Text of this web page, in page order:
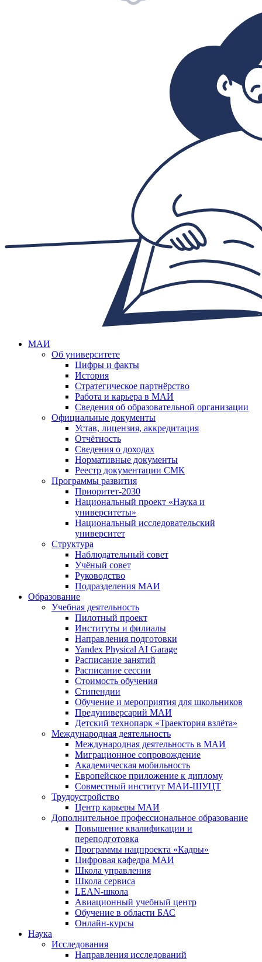
МАИ
Об университете
Цифры и факты
История
Стратегическое партнёрство
Работа и карьера в МАИ
Сведения об образовательной организации
Официальные документы
Устав, лицензия, аккредитация
Отчётность
Сведения о доходах
Нормативные документы
Реестр документации СМК
Программы развития
Приоритет-2030
Национальный проект «Наука и
университеты»
Национальный исследовательский
университет
Структура
Наблюдательный совет
Учёный совет
Руководство
Подразделения МАИ
Образование
Учебная деятельность
Пилотный проект
Институты и филиалы
Направления подготовки
Yandex Physical AI Garage
Расписание занятий
Расписание сессии
Стоимость обучения
Стипендии
Обучение и мероприятия для школьников
Предуниверсарий МАИ
Детский технопарк «Траектория взлёта»
Международная деятельность
Международная деятельность в МАИ
Миграционное сопровождение
Академическая мобильность
Европейское приложение к диплому
Совместный институт МАИ-ШУЦТ
Трудоустройство
Центр карьеры МАИ
Дополнительное профессиональное образование
Повышение квалификации и
переподготовка
Программы нацпроекта «Кадры»
Цифровая кафедра МАИ
Школа управления
Школа сервиса
LEAN-школа
Авиационный учебный центр
Обучение в области БАС
Онлайн-курсы
Наука
Исследования
Направления исследований